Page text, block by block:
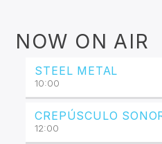
NOW ON AIR
STEEL METAL
10:00
CREPÚSCULO
12:00